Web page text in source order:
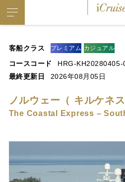
客船クラス プレミアム カジュアル
コースコード
HRG-KH20280405-
最終更新日
2026年08月05日
ノルウェー（ キルケネ
The Coastal Express –